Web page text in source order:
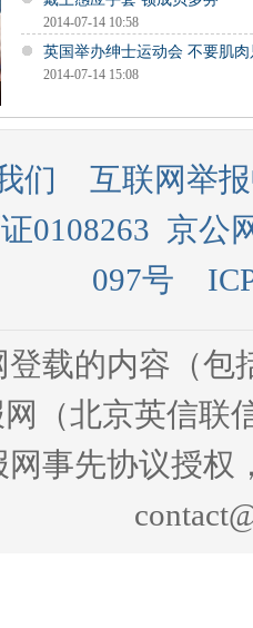
2014-07-14 10:58
英国举办绅士运动会 不要肌
2014-07-14 15:08
们
互联网举
0108263 京公
097号
登载的内容（
网（北京英信联
事先协议授权